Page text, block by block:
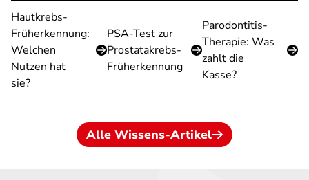
Hautkrebs-
Früherkennung:
Welchen
Nutzen hat
sie?
PSA-Test zur
Prostatakrebs-
Früherkennung
Parodontitis-
Therapie: Was
zahlt die
Kasse?
Alle Wissens-Artikel